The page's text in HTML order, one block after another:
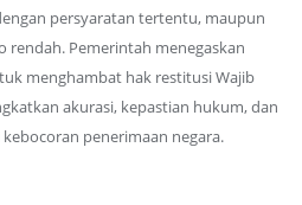
persyaratan tertentu, maupun
rendah. Pemerintah menegaskan
menghambat hak restitusi Wajib
akurasi, kepastian hukum, dan
penerimaan negara.